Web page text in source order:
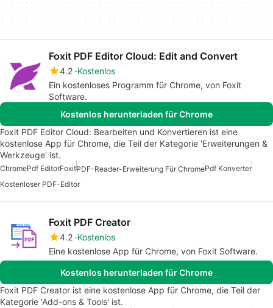
Foxit PDF Editor Cloud: Edit and Convert
4.2 Kostenlos
Ein kostenloses Programm für Chrome, von Foxit
Software.
Kostenlos herunterladen für Chrome
Foxit PDF Editor Cloud: Bearbeiten und Konvertieren ist eine
kostenlose App für Chrome, die Teil der Kategorie 'Erweiterungen &
Werkzeuge' ist.
ChromePdf EditorFoxitPDF-Reader-Erweiterung Für ChromePdf Konverter
Kostenloser PDF-Editor
Foxit PDF Creator
4.2 Kostenlos
Eine kostenlose App für Chrome, von Foxit Software.
Kostenlos herunterladen für Chrome
Foxit PDF Creator ist eine kostenlose App für Chrome, die Teil der
Kategorie 'Add-ons & Tools' ist.